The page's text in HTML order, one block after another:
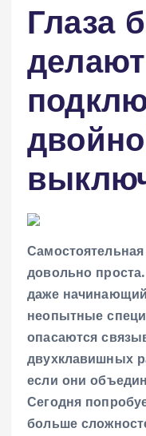
Глаза
довольно
даже
неопытные
опасаются
двухклавишных
если они
Сегодня
больше